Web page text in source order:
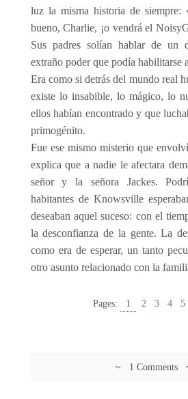
luz la misma historia de siempre:
bueno, Charlie, ¡o vendrá el
Sus padres solían hablar de un
extraño poder que podía habilitarse
Era como si detrás del mundo real
existe lo insabible, lo mágico, lo
ellos habían encontrado y que
primogénito.
Fue ese mismo misterio que
explica que a nadie le afectara
señor y la señora Jackes.
habitantes de Knowsville
deseaban aquel suceso: con el
la desconfianza de la gente. La
como era de esperar, un tanto
otro asunto relacionado con la
Pages: 1 2 3 4 5
~ 1 Comments